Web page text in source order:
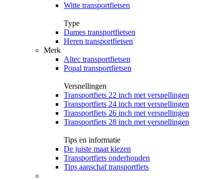
Witte transportfietsen
Type
Dames transportfietsen
Heren transportfietsen
Merk
Altec transportfietsen
Popal transportfietsen
Versnellingen
Transportfiets 22 inch met versnellingen
Transportfiets 24 inch met versnellingen
Transportfiets 26 inch met versnellingen
Transportfiets 28 inch met versnellingen
Tips en informatie
De juiste maat kiezen
Transportfiets onderhouden
Tips aanschaf transportfiets